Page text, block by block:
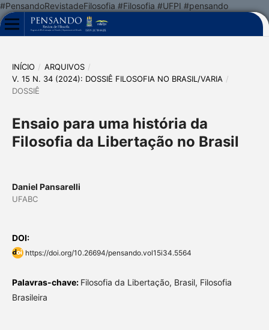
#PensandoRevistadeFilosofia #Filosofia #UFPI #pensando
INÍCIO / ARQUIVOS /
V. 15 N. 34 (2024): DOSSIÊ FILOSOFIA NO BRASIL/VARIA /
DOSSIÊ
Ensaio para uma história da
Filosofia da Libertação no Brasil
Daniel Pansarelli
UFABC
DOI:
https://doi.org/10.26694/pensando.vol15i34.5564
Palavras-chave: Filosofia da Libertação, Brasil, Filosofia
Brasileira